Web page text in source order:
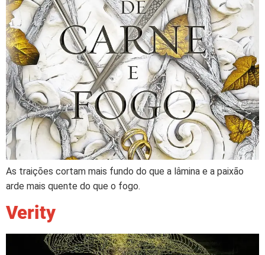
As traições cortam mais fundo do que a lâmina e a paixão
arde mais quente do que o fogo.
Verity